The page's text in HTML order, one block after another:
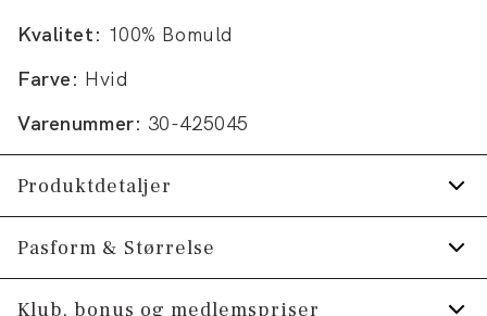
Kvalitet: 100% Bomuld
Farve: Hvid
Varenummer: 30-425045
Produktdetaljer
Logomærke nederst på venstre side.
Print på forsiden af T-shirten.
Pasform & Størrelse
Fit:Relaxed fit
Klub, bonus og medlemspriser